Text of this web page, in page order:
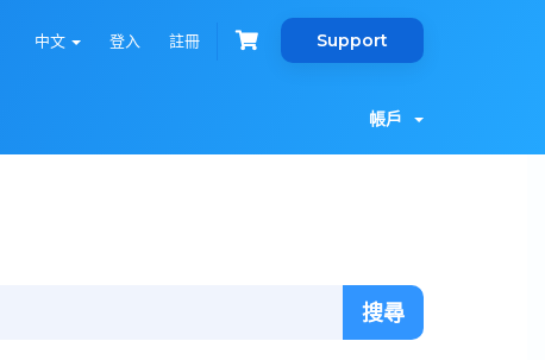
中文 登入 註冊 Support
帳戶